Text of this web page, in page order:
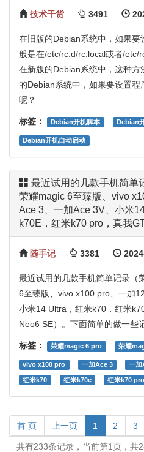
技术干货 3491
在旧版的Debian系统中，如果
般是在/etc/rc.d/rc.local或者/etc/
在新版的Debian系统中，这种
的Debian系统中，如果要设置
呢？
标签： Debian开机脚本 Debian
Debian开机自动启动
最近试用的几款手机简单
荣耀magic 6至臻版、vivo
Ace 3、一加Ace 3V、小米
k70E，红米k70 pro，真我
随手记 3381
最近试用的几款手机简单记录（
6至臻版、vivo x100 pro、一加
小米14 Ultra，红米k70，红米
Neo6 SE）。下面简单的做一些
标签： 荣耀magic 6 pro 荣耀
vivo x100 pro 一加Ace 3 一加
红米k70 红米k70e 红米k70 pro
首 页 上一页 1 2 3
共有233条记录，当前第1页，共